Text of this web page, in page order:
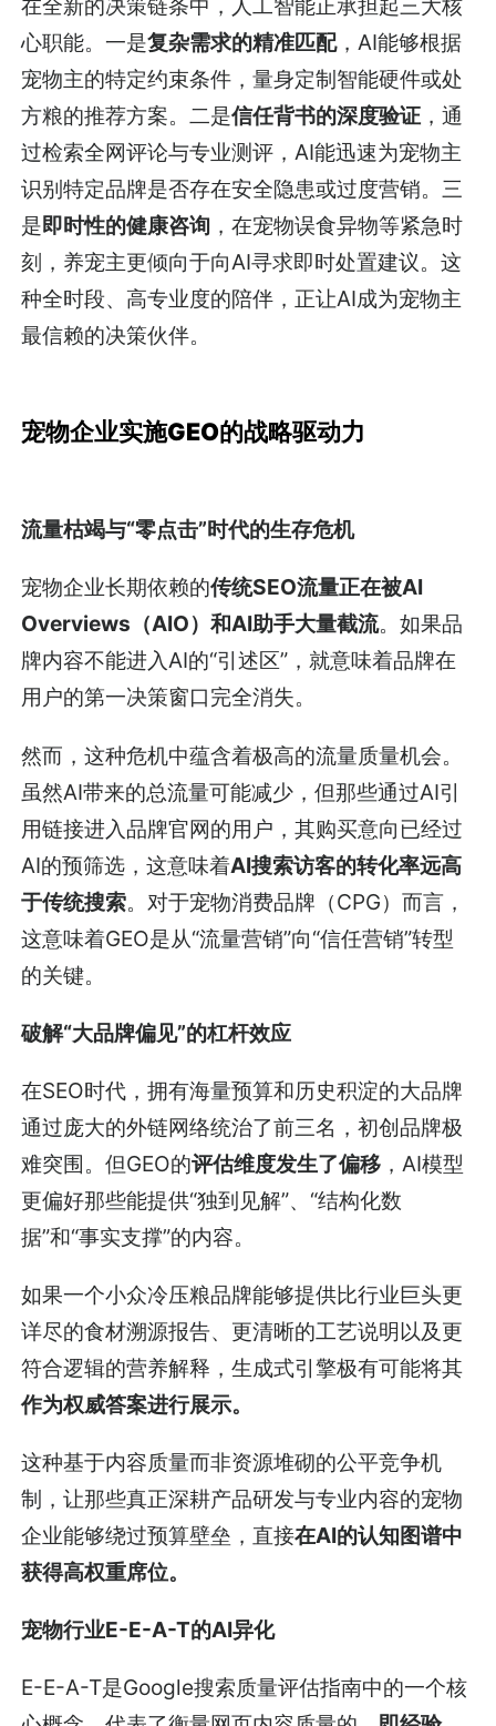
心职能。一是复杂需求的精准匹配，AI能够根据
宠物主的特定约束条件，量身定制智能硬件或处
方粮的推荐方案。二是信任背书的深度验证 ，通
过检索全网评论与专业测评，AI能迅速为宠物主
识别特定品牌是否存在安全隐患或过度营销。三
是即时性的健康咨询 ，在宠物误食异物等紧急时
刻，养宠主更倾向于向AI寻求即时处置建议。这
种全时段、高专业度的陪伴，正让AI成为宠物主
最信赖的决策伙伴。
宠物企业实施GEO的战略驱动力
流量枯竭与“零点击”时代的生存危机
宠物企业长期依赖的传统SEO流量正在被AI
Overviews（AIO）和AI助手大量截流。如果品
牌内容不能进入AI的“引述区”，就意味着品牌在
用户的第一决策窗口完全消失。
然而，这种危机中蕴含着极高的流量质量机会。
虽然AI带来的总流量可能减少，但那些通过AI引
用链接进入品牌官网的用户，其购买意向已经过
AI的预筛选，这意味着AI搜索访客的转化率远高
于传统搜索。对于宠物消费品牌（CPG）而言，
这意味着GEO是从“流量营销”向“信任营销”转型
的关键。
破解“大品牌偏见”的杠杆效应
在SEO时代，拥有海量预算和历史积淀的大品牌
通过庞大的外链网络统治了前三名，初创品牌极
难突围。但GEO的评估维度发生了偏移 ，AI模型
更偏好那些能提供“独到见解”、“结构化数
据”和“事实支撑”的内容。
如果一个小众冷压粮品牌能够提供比行业巨头更
详尽的食材溯源报告、更清晰的工艺说明以及更
符合逻辑的营养解释，生成式引擎极有可能将其
作为权威答案进行展示。
这种基于内容质量而非资源堆砌的公平竞争机
制，让那些真正深耕产品研发与专业内容的宠物
企业能够绕过预算壁垒，直接在AI的认知图谱中
获得高权重席位。
宠物行业E-E-A-T的AI异化
E-E-A-T是Google搜索质量评估指南中的一个核